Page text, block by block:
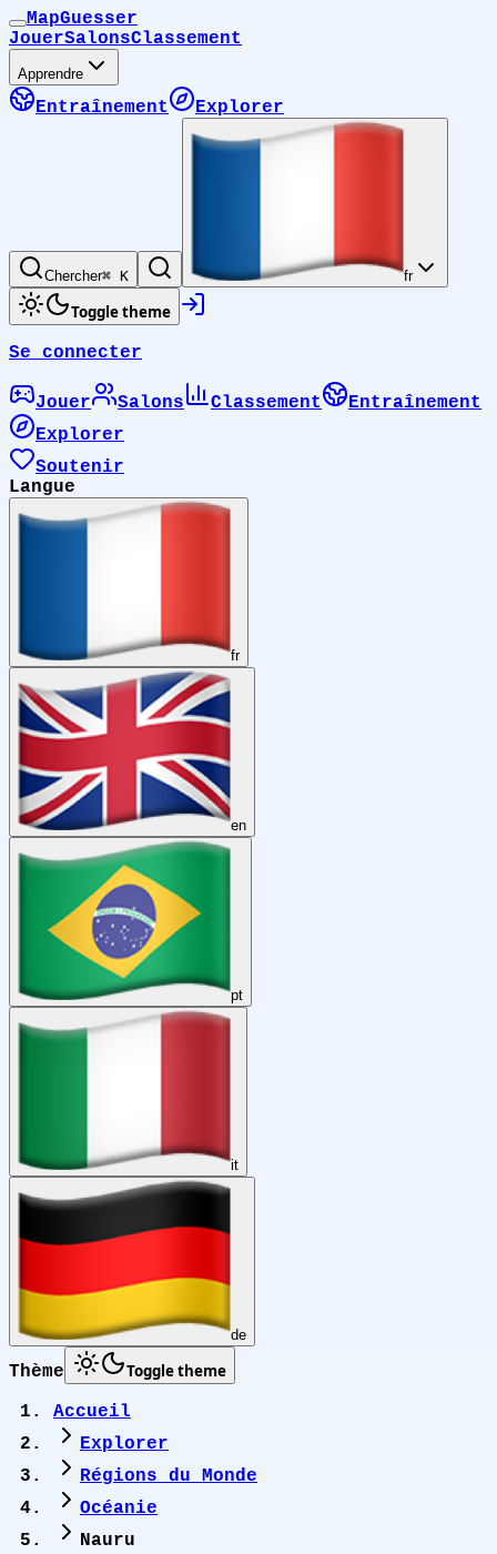
MapGuesser
JouerSalonsClassement
Apprendre
Entraînement Explorer
Chercher⌘ K fr
Toggle theme
Se connecter
Jouer Salons Classement
Entraînement
Explorer
Soutenir
Langue
fr
en
pt
it
de
Thème Toggle theme
Accueil
Explorer
Régions du Monde
Océanie
Nauru